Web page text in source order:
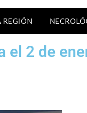
REGIÓN
el 2 de